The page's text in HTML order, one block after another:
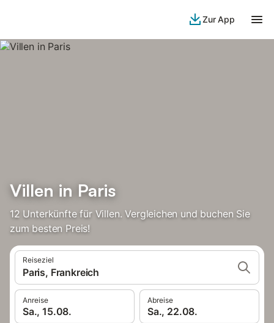
Zur App
Villen in Paris
12 Unterkünfte für Villen. Vergleichen und buchen Sie
zum besten Preis!
Reiseziel
Paris, Frankreich
Anreise
Sa., 15.08.
Abreise
Sa., 22.08.